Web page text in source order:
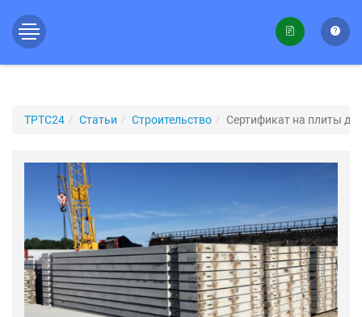
ТРТС24 Статьи Строительство Сертификат на плиты